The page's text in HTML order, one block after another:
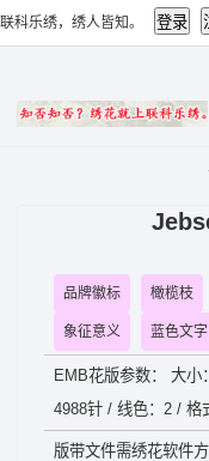
联科乐绣，绣人皆知。
品牌徽标 橄榄枝
象征意义 蓝色文字
EMB花版参数： 大小
4988针 / 线色：2 / 格
版带文件需绣花软件